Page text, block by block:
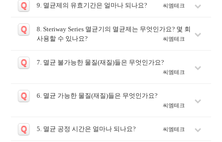
Q 9. 멸균제의 유효기간은 얼마나 되나요? 씨엠테크
Q
8. Steriway Series 멸균기의 멸균제는 무엇인가요? 몇 회
사용할 수 있나요?
씨엠테크
Q 7. 멸균 불가능한 물질(재질)들은 무엇인가요?
씨엠테크
Q 6. 멸균 가능한 물질(재질)들은 무엇인가요?
씨엠테크
Q 5. 멸균 공정 시간은 얼마나 되나요? 씨엠테크